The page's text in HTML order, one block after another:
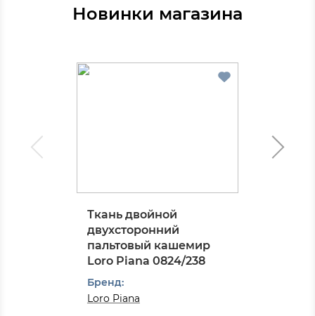
Новинки магазина
Ткань двойной
двухсторонний
пальтовый кашемир
Loro Piana 0824/238
Бренд:
Loro Piana